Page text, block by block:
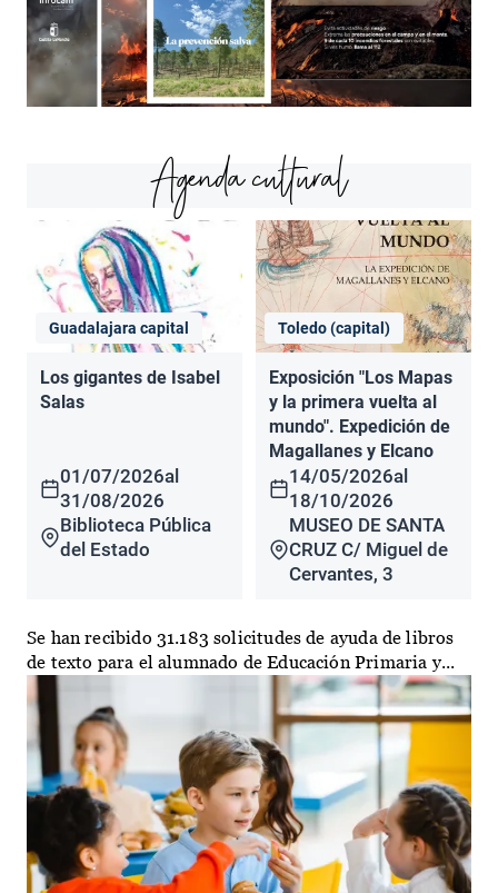
Agenda cultural
Guadalajara capital
Los gigantes de Isabel
Salas
01/07/2026al
31/08/2026
Biblioteca Pública
del Estado
Toledo (capital)
Exposición "Los Mapas
y la primera vuelta al
mundo". Expedición de
Magallanes y Elcano
14/05/2026al
18/10/2026
MUSEO DE SANTA
CRUZ C/ Miguel de
Cervantes, 3
Se han recibido 31.183 solicitudes de ayuda de libros
de texto para el alumnado de Educación Primaria y...